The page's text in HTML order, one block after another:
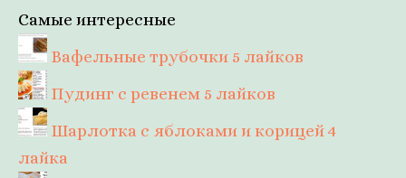
Самые интересные
Вафельные трубочки 5 лайков
Пудинг с ревенем 5 лайков
Шарлотка с яблоками и корицей4
лайка